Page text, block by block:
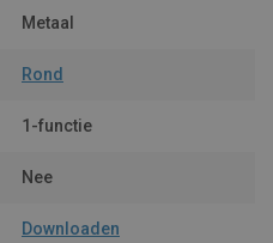
Metaal
Rond
1-functie
Nee
Downloaden